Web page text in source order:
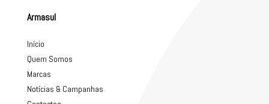
Armasul
Início
Quem Somos
Marcas
Notícias & Campanhas